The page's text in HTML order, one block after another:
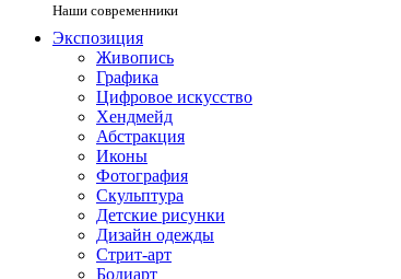
Наши современники
Экспозиция
Живопись
Графика
Цифровое искусство
Хендмейд
Абстракция
Иконы
Фотография
Скульптура
Детские рисунки
Дизайн одежды
Стрит-арт
Бодиарт